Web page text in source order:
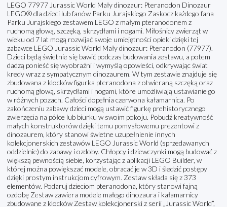
LEGO 77977 Jurassic World Mały dinozaur: Pteranodon Dinozaur
LEGO® dla dzieci lub fanów Parku Jurajskiego Zaskocz każdego fana
Parku Jurajskiego zestawem LEGO z małym pteranodonem z
ruchomą głową, szczęką, skrzydłami i nogami. Miłośnicy zwierząt w
wieku od 7 lat mogą rozwijać swoje umiejętności opieki dzięki tej
zabawce LEGO Jurassic World Mały dinozaur: Pteranodon (77977).
Dzieci będą świetnie się bawić podczas budowania zestawu, a potem
dadzą ponieść się wyobraźni i wymyślą opowieści, odkrywając świat
kredy wraz z sympatycznym dinozaurem. W tym zestawie znajduje się
zbudowana z klocków figurka pteranodona z otwieraną szczęką oraz
ruchomą głową, skrzydłami i nogami, które umożliwiają ustawianie go
w różnych pozach. Całości dopełnia czerwona kałamarnica. Po
zakończeniu zabawy dzieci mogą ustawić figurkę prehistorycznego
zwierzęcia na półce lub biurku w swoim pokoju. Pobudź kreatywność
małych konstruktorów dzięki temu pomysłowemu prezentowi z
dinozaurem, który stanowi świetne uzupełnienie innych
kolekcjonerskich zestawów LEGO Jurassic World (sprzedawanych
oddzielnie) do zabawy i ozdoby. Chłopcy i dziewczynki mogą budować z
większą pewnością siebie, korzystając z aplikacji LEGO Builder, w
której można powiększać modele, obracać je w 3D i śledzić postępy
dzięki prostym instrukcjom cyfrowym. Zestaw składa się z 373
elementów. Podaruj dzieciom pteranodona, który stanowi fajną
ozdobę Zestaw zawiera modele małego dinozaura i kałamarnicy
zbudowane z klocków Zestaw kolekcjonerski z serii „Jurassic World”,